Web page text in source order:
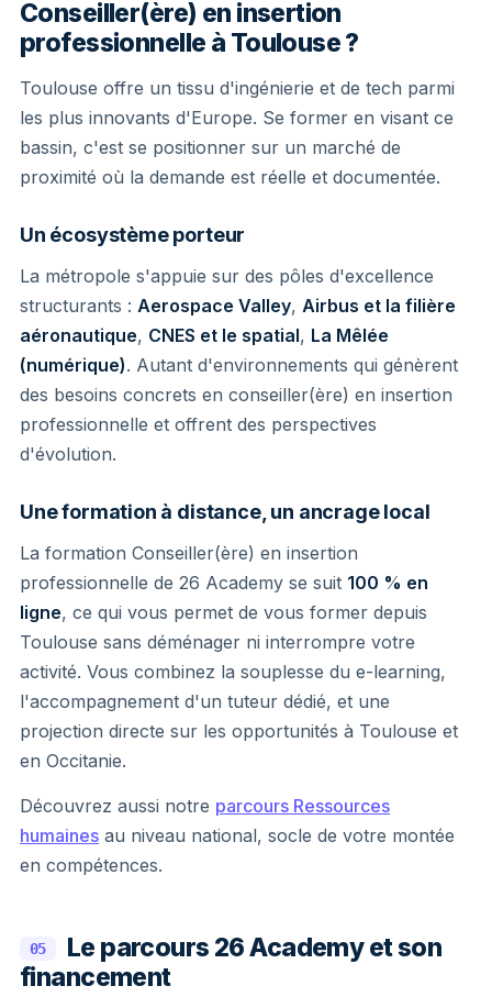
Conseiller(ère) en insertion
professionnelle à Toulouse ?
Toulouse offre un tissu d'ingénierie et de tech parmi
les plus innovants d'Europe. Se former en visant ce
bassin, c'est se positionner sur un marché de
proximité où la demande est réelle et documentée.
Un écosystème porteur
La métropole s'appuie sur des pôles d'excellence
structurants : Aerospace Valley, Airbus et la filière
aéronautique, CNES et le spatial, La Mêlée
(numérique). Autant d'environnements qui génèrent
des besoins concrets en conseiller(ère) en insertion
professionnelle et offrent des perspectives
d'évolution.
Une formation à distance, un ancrage local
La formation Conseiller(ère) en insertion
professionnelle de 26 Academy se suit 100 % en
ligne, ce qui vous permet de vous former depuis
Toulouse sans déménager ni interrompre votre
activité. Vous combinez la souplesse du e-learning,
l'accompagnement d'un tuteur dédié, et une
projection directe sur les opportunités à Toulouse et
en Occitanie.
Découvrez aussi notre parcours Ressources
humaines au niveau national, socle de votre montée
en compétences.
05
Le parcours 26 Academy et son
financement